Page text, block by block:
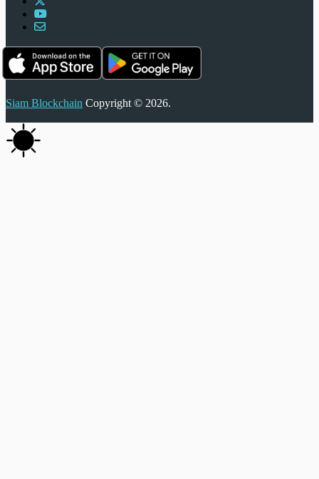
Siam Blockchain Copyright © 2026.